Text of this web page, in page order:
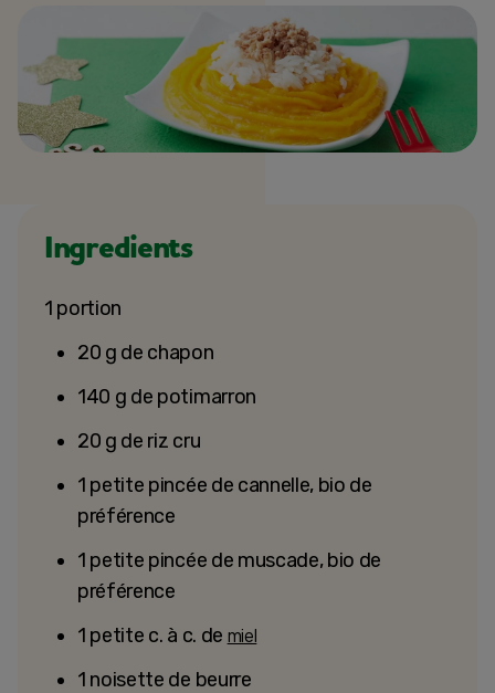
Ingredients
1 portion
20 g de chapon
140 g de potimarron
20 g de riz cru
1 petite pincée de cannelle, bio de
préférence
1 petite pincée de muscade, bio de
préférence
1 petite c. à c. de miel
1 noisette de beurre